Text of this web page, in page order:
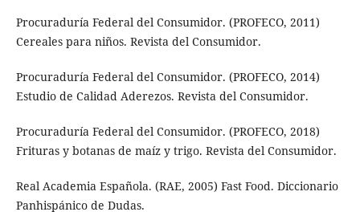
Procuraduría Federal del Consumidor. (PROFECO, 2011)
Cereales para niños. Revista del Consumidor.
Procuraduría Federal del Consumidor. (PROFECO, 2014)
Estudio de Calidad Aderezos. Revista del Consumidor.
Procuraduría Federal del Consumidor. (PROFECO, 2018)
Frituras y botanas de maíz y trigo. Revista del Consumidor.
Real Academia Española. (RAE, 2005) Fast Food. Diccionario
Panhispánico de Dudas.